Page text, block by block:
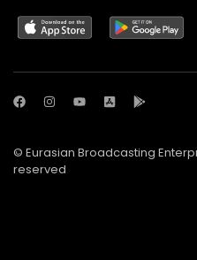
© Eurasian Broadcasting
reserved